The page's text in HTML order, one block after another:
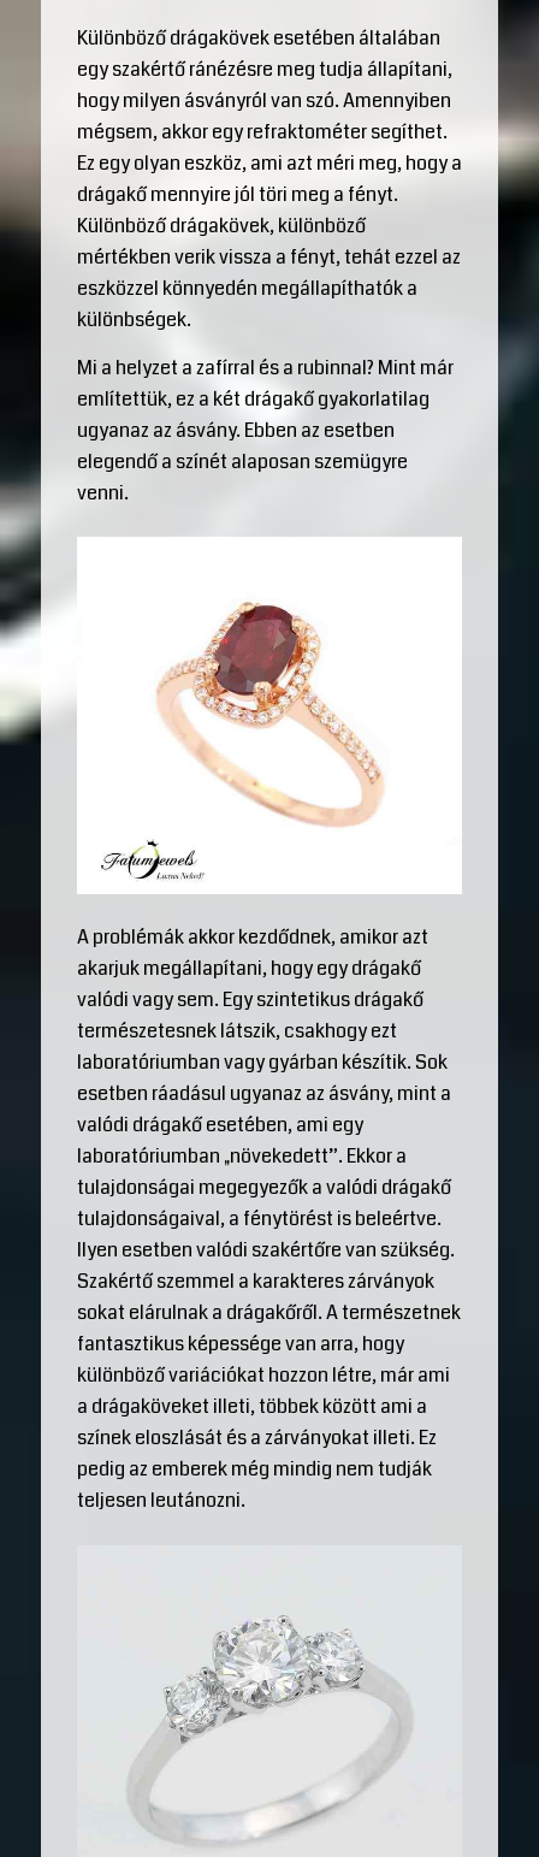
Különböző drágakövek esetében általában
egy szakértő ránézésre meg tudja állapítani,
hogy milyen ásványról van szó. Amennyiben
mégsem, akkor egy refraktométer segíthet.
Ez egy olyan eszköz, ami azt méri meg, hogy a
drágakő mennyire jól töri meg a fényt.
Különböző drágakövek, különböző
mértékben verik vissza a fényt, tehát ezzel az
eszközzel könnyedén megállapíthatók a
különbségek.
Mi a helyzet a zafírral és a rubinnal? Mint már
említettük, ez a két drágakő gyakorlatilag
ugyanaz az ásvány. Ebben az esetben
elegendő a színét alaposan szemügyre
venni.
A problémák akkor kezdődnek, amikor azt
akarjuk megállapítani, hogy egy drágakő
valódi vagy sem. Egy szintetikus drágakő
természetesnek látszik, csakhogy ezt
laboratóriumban vagy gyárban készítik. Sok
esetben ráadásul ugyanaz az ásvány, mint a
valódi drágakő esetében, ami egy
laboratóriumban „növekedett”. Ekkor a
tulajdonságai megegyezők a valódi drágakő
tulajdonságaival, a fénytörést is beleértve.
Ilyen esetben valódi szakértőre van szükség.
Szakértő szemmel a karakteres zárványok
sokat elárulnak a drágakőről. A természetnek
fantasztikus képessége van arra, hogy
különböző variációkat hozzon létre, már ami
a drágaköveket illeti, többek között ami a
színek eloszlását és a zárványokat illeti. Ez
pedig az emberek még mindig nem tudják
teljesen leutánozni.